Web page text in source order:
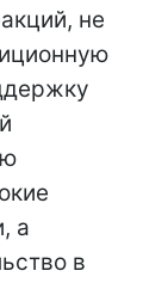
не
а
в